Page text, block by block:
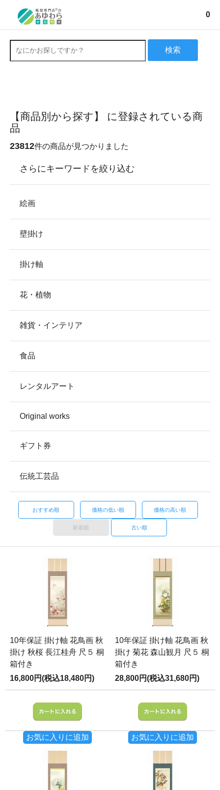
0
検索
【商品別から探す】 に登録されている商
品
23812件の商品が見つかりました
さらにキーワードを絞り込む
絵画
壁掛け
掛け軸
花・植物
雑貨・インテリア
食品
レンタルアート
Original works
ギフト券
伝統工芸品
おすすめ順 価格の低い順 価格の高い順
新着順 古い順
10年保証 掛け軸 花鳥画 秋
掛け 秋桜 長江桂舟 尺５ 桐
箱付き
16,800円(税込18,480円)
お気に入りに追加
10年保証 掛け軸 花鳥画 秋
掛け 菊花 森山観月 尺５ 桐
箱付き
28,800円(税込31,680円)
お気に入りに追加